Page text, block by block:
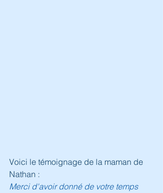
Voici le témoignage de la maman de
Nathan :
Merci d'avoir donné de votre temps